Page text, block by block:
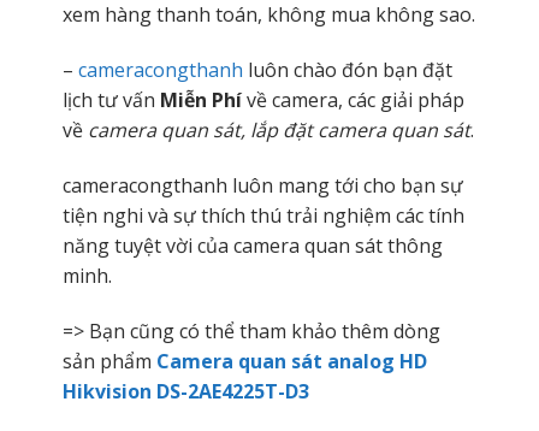
xem hàng thanh toán, không mua không sao.
– cameracongthanh luôn chào đón bạn đặt
lịch tư vấn Miễn Phívề camera, các giải pháp
về camera quan sát, lắp đặt camera quan sát.
cameracongthanh luôn mang tới cho bạn sự
tiện nghi và sự thích thú trải nghiệm các tính
năng tuyệt vời của camera quan sát thông
minh.
=> Bạn cũng có thể tham khảo thêm dòng
sản phẩm Camera quan sát analog HD
Hikvision DS-2AE4225T-D3